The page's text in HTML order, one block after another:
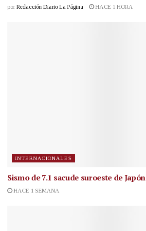
por Redacción Diario La Página HACE 1 HORA
INTERNACIONALES
Sismo de 7.1 sacude suroeste de Japón
HACE 1 SEMANA